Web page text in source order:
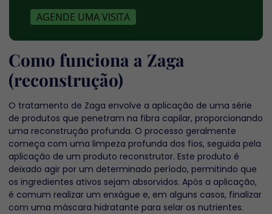
AGENDE UMA VISITA
Como funciona a Zaga
(reconstrução)
O tratamento de Zaga envolve a aplicação de uma série
de produtos que penetram na fibra capilar, proporcionando
uma reconstrução profunda. O processo geralmente
começa com uma limpeza profunda dos fios, seguida pela
aplicação de um produto reconstrutor. Este produto é
deixado agir por um determinado período, permitindo que
os ingredientes ativos sejam absorvidos. Após a aplicação,
é comum realizar um enxágue e, em alguns casos, finalizar
com uma máscara hidratante para selar os nutrientes.